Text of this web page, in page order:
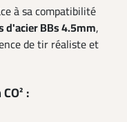
à sa compatibilité
d'acier BBs 4.5mm,
de tir réaliste et
: